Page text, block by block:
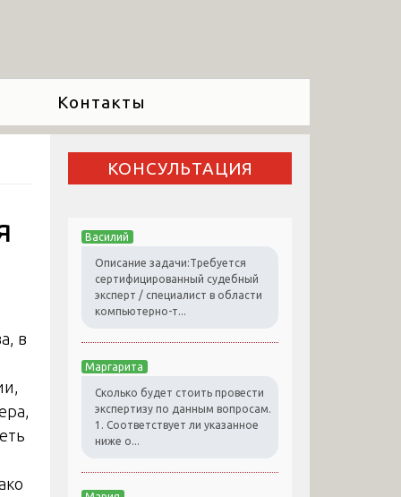
Контакты
в
КОНСУЛЬТАЦИЯ
Василий
Описание задачи:Требуется
сертифицированный судебный
эксперт / специалист в области
компьютерно-т...
Маргарита
Сколько будет стоить провести
экспертизу по данным вопросам.
1. Соответствует ли указанное
ниже о...